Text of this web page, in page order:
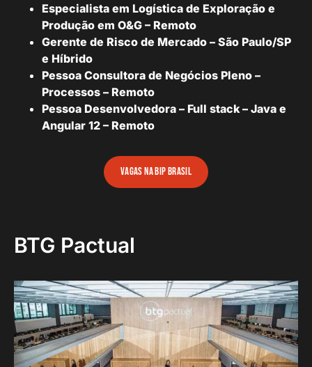
Especialista em Logística de Exploração e
Produção em O&G – Remoto
Gerente de Risco de Mercado – São Paulo/SP
e Híbrido
Pessoa Consultora de Negócios Pleno –
Processos – Remoto
Pessoa Desenvolvedora – Full stack – Java e
Angular 12 – Remoto
vagas na bip brasil
BTG Pactual